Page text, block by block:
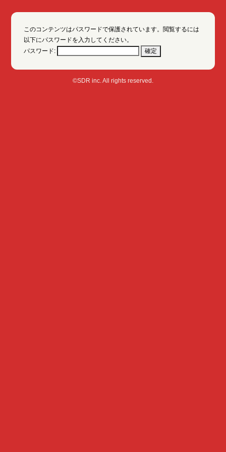
このコンテンツはパスワードで保護されています。閲覧するには
以下にパスワードを入力してください。
パスワード:
©SDR inc. All rights reserved.